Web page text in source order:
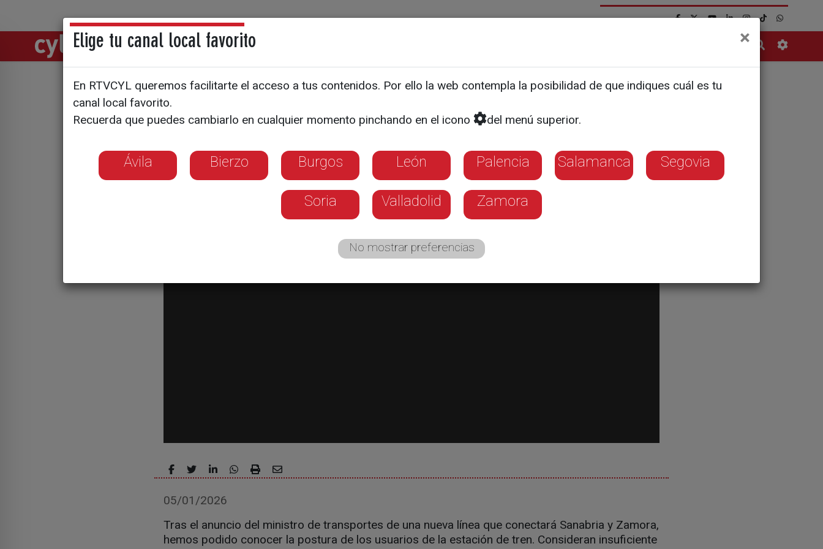
Directos Noticias
Postura de los Usuarios de Sanabria tras el
anuncio de un nuevo tren a Zamora
05/01/2026
Tras el anuncio del ministro de transportes de una nueva línea que conectará Sanabria y Zamora,
hemos podido conocer la postura de los usuarios de la estación de tren. Consideran insuficiente
Elige tu canal local favorito ×
En RTVCYL queremos facilitarte el acceso a tus contenidos. Por ello la web contempla la posibilidad de que indiques cuál es tu
canal local favorito.
Recuerda que puedes cambiarlo en cualquier momento pinchando en el icono
del menú superior.
Ávila Bierzo Burgos León Palencia Salamanca Segovia
Soria Valladolid Zamora
No mostrar preferencias